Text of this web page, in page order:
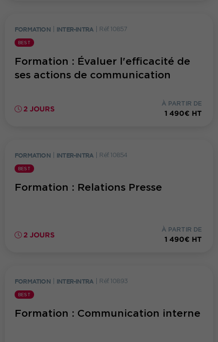
FORMATION INTER-INTRA Réf. 10857
BEST
Formation : Évaluer l'efficacité de
ses actions de communication
2 JOURS
À PARTIR DE
1 490€ HT
FORMATION INTER-INTRA Réf. 10854
BEST
Formation : Relations Presse
2 JOURS
À PARTIR DE
1 490€ HT
FORMATION INTER-INTRA Réf. 10893
BEST
Formation : Communication interne